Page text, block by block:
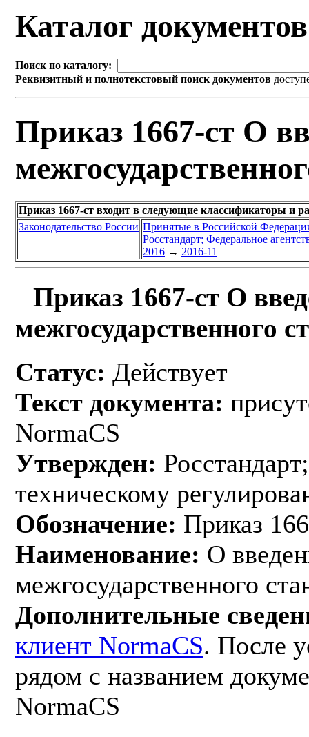
Каталог
Поиск по каталогу:
Реквизитный и полнотекстовый поиск документов
Приказ 1667-ст О
Приказ 1667-ст входит в следующие классификаторы и
Законодательство России Принятые в Российской
Росстандарт; Федеральное
2016 → 2016-11
Приказ 1667-ст О
межгосударственного
Статус: Действует
Текст документа:
NormaCS
Утвержден:
техническому
Обозначение: Приказ
Наименование: О
межгосударственного
Дополнительные
клиент NormaCS. После
рядом с названием
NormaCS